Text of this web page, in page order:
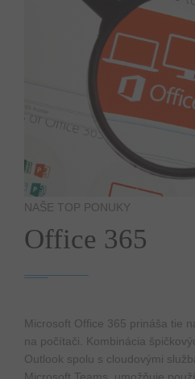
NAŠE TOP PONUKY
Office 365
Microsoft Office 365 prináša tie
na počítači. Kombinácia
Outlook spolu s cloudovými
Microsoft Teams, umožňuje